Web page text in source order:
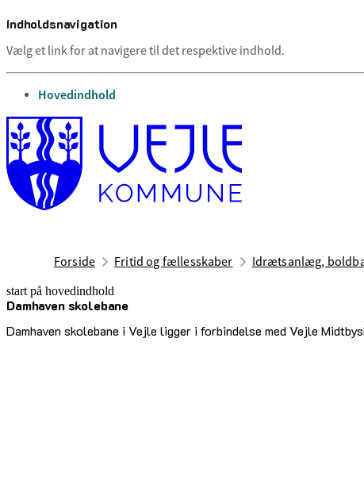
Indholdsnavigation
Vælg et link for at navigere til det respektive indhold.
gå til
Hovedindhold
Forside Fritid og fællesskaber Idrætsanlæg,
start på hovedindhold
Damhaven skolebane
Damhaven skolebane i Vejle ligger i forbindelse med Vejle
senest opdateret 17. februar 2026